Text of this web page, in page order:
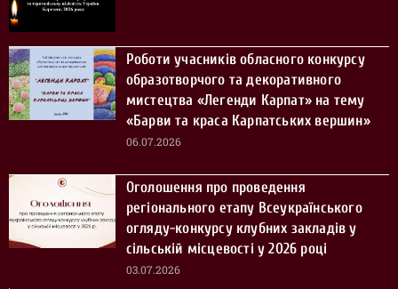
Роботи учасників обласного конкурсу
образотворчого та декоративного
мистецтва «Легенди Карпат» на тему
«Барви та краса Карпатських вершин»
06.07.2026
Оголошення про проведення
регіонального етапу Всеукраїнського
огляду-конкурсу клубних закладів у
сільській місцевості у 2026 році
03.07.2026